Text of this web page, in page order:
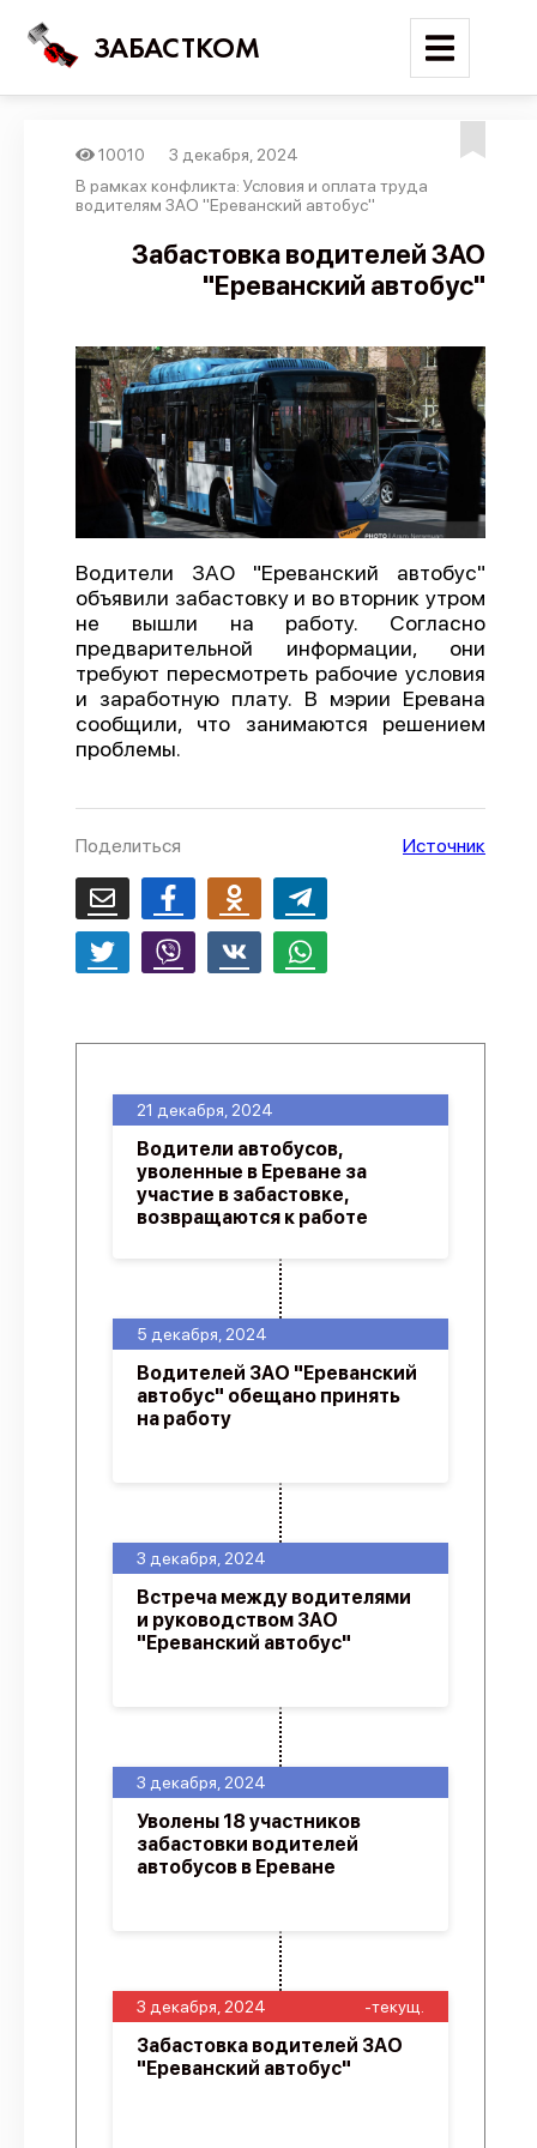
ЗАБАСТКОМ
Войти
Поиск
Новости
Трудовые конфликты
Отчеты
Предложить публикацию
Справочник
API
О проекте
Политика конфиденциальности
10010
3 декабря, 2024
В рамках конфликта: Условия и оплата труда
водителям ЗАО "Ереванский автобус"
Забастовка водителей ЗАО
"Ереванский автобус"
Водители ЗАО "Ереванский автобус"
объявили забастовку и во вторник утром
не вышли на работу. Согласно
предварительной информации, они
требуют пересмотреть рабочие условия
и заработную плату. В мэрии Еревана
сообщили, что занимаются решением
проблемы.
Поделиться Источник
3 декабря, 2024 -текущ.
Забастовка водителей ЗАО
"Ереванский автобус"
3 декабря, 2024
Уволены 18 участников
забастовки водителей
автобусов в Ереване
3 декабря, 2024
Встреча между водителями
и руководством ЗАО
"Ереванский автобус"
5 декабря, 2024
Водителей ЗАО "Ереванский
автобус" обещано принять
на работу
21 декабря, 2024
Водители автобусов,
уволенные в Ереване за
участие в забастовке,
возвращаются к работе